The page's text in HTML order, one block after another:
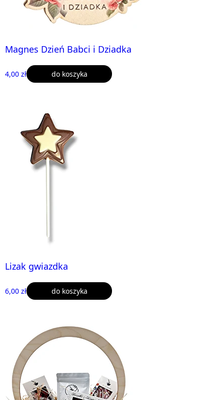
Magnes Dzień Babci i Dziadka
4,00 zł do koszyka
Lizak gwiazdka
6,00 zł do koszyka